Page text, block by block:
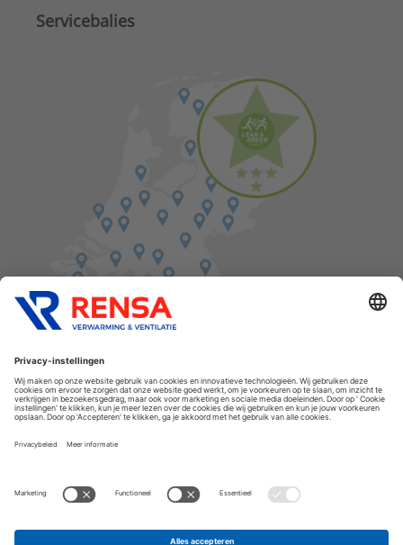
Servicebalies
Cookies
Privacyverklaring
Disclaimer